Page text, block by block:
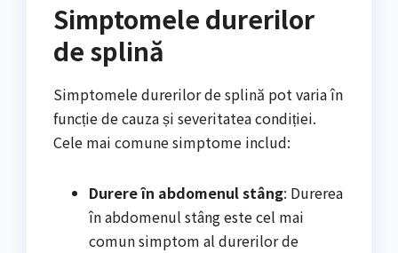
Simptomele durerilor
de splină
Simptomele durerilor de splină pot varia în
funcție de cauza și severitatea condiției.
Cele mai comune simptome includ:
Durere în abdomenul stâng: Durerea
în abdomenul stâng este cel mai
comun simptom al durerilor de